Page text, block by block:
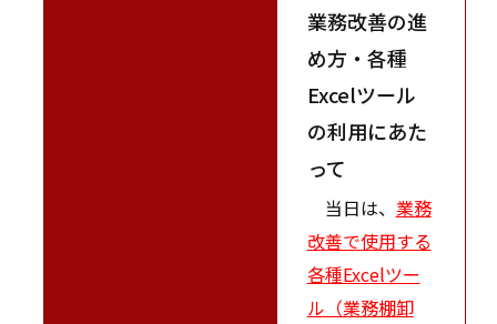
業務改善の進
め方・各種
Excelツール
の利用にあた
って
当日は、 業務
改善で使用する
各種Excelツー
ル（業務棚卸